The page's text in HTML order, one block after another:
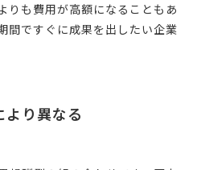
りも費用が高額になることもあ
間ですぐに成果を出したい企業
り異なる